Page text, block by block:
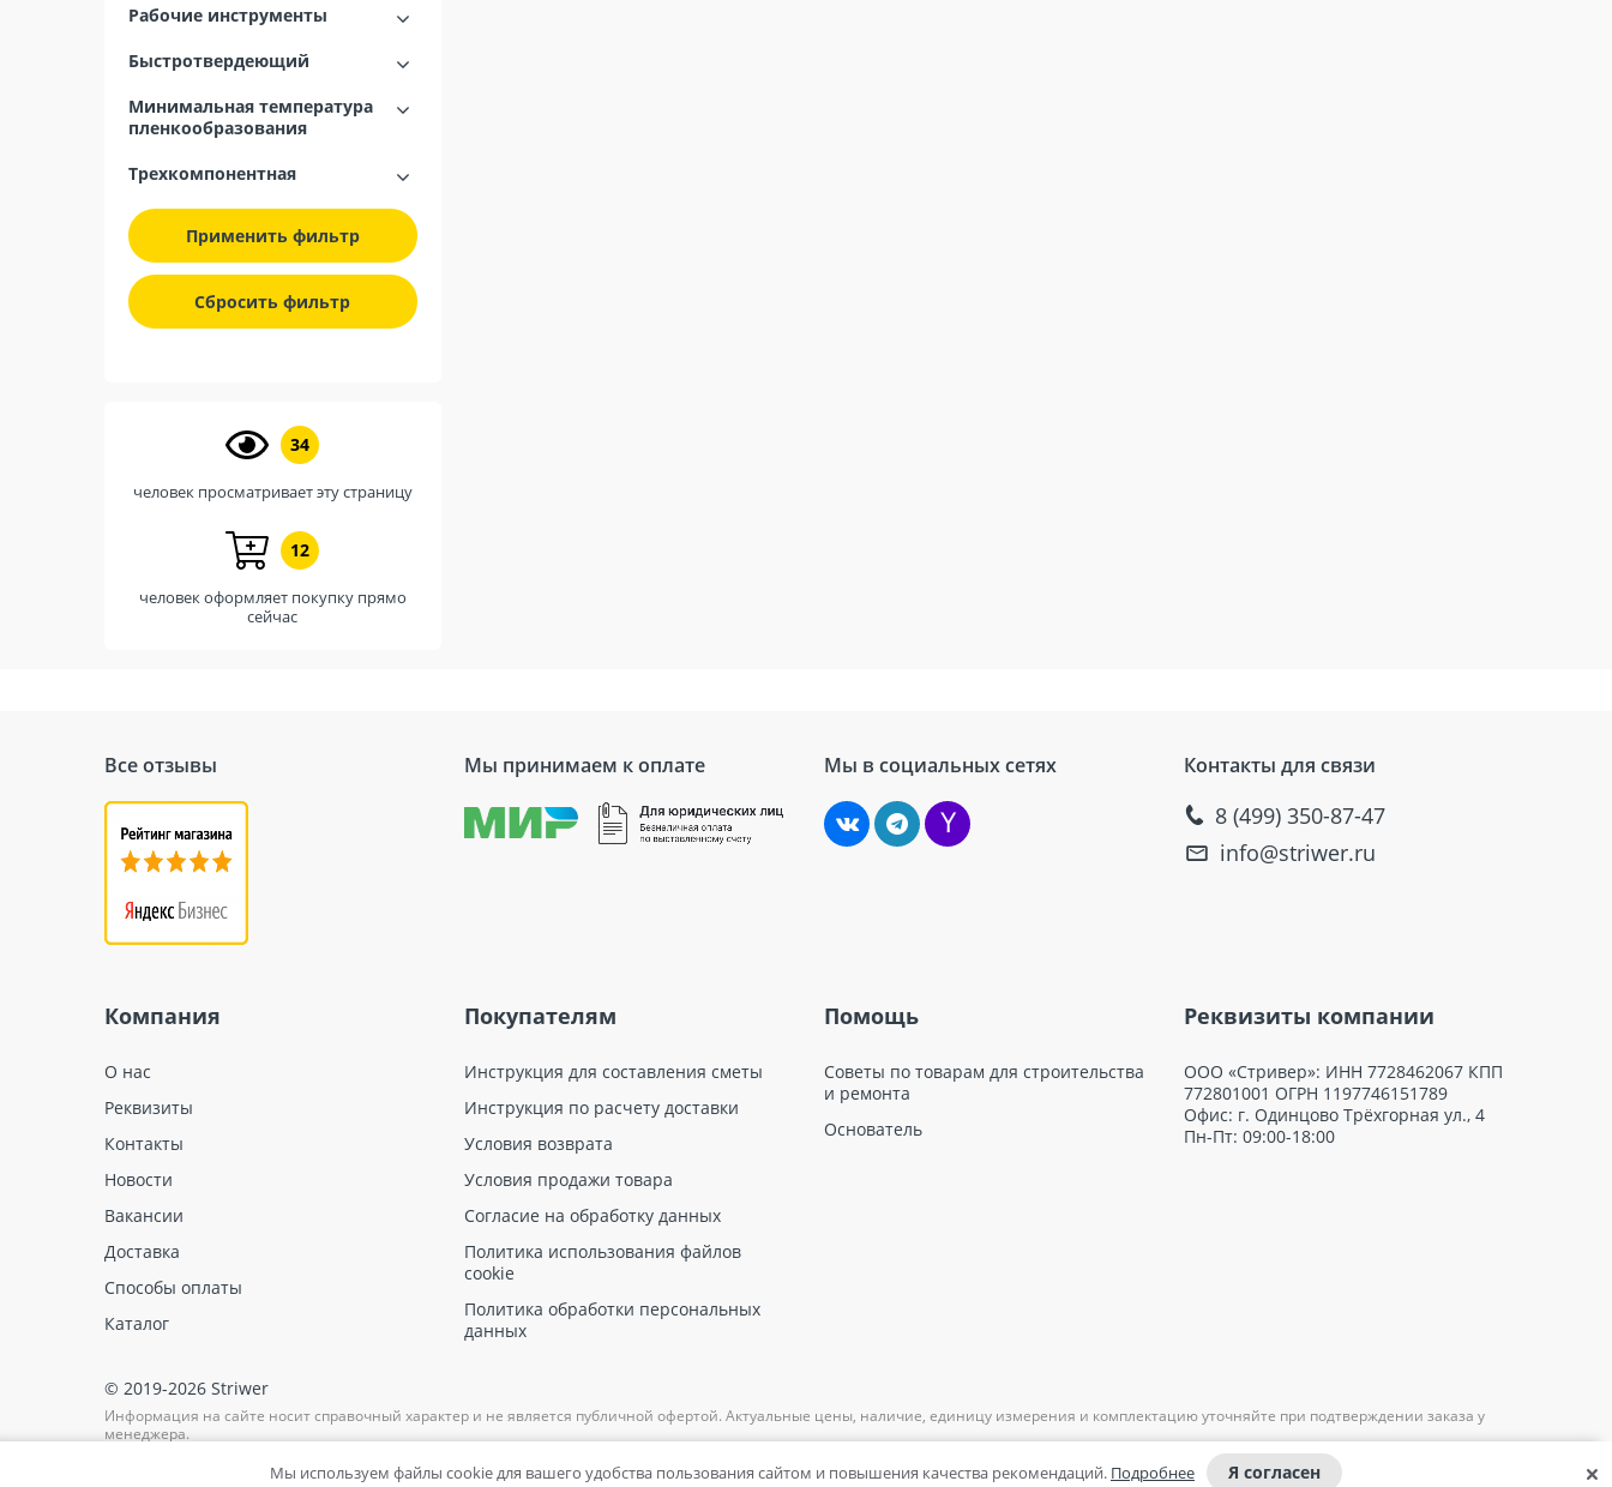
Рабочие инструменты
Быстротвердеющий
Минимальная температура
пленкообразования
Трехкомпонентная
Применить фильтр
Сбросить фильтр
34
человек просматривает эту страницу
12
человек оформляет покупку прямо
сейчас
Все отзывы Мы принимаем к оплате Мы в социальных сетях Контакты для связи
8 (499) 350-87-47
info@striwer.ru
Компания
О нас
Реквизиты
Контакты
Новости
Вакансии
Доставка
Способы оплаты
Каталог
Покупателям
Инструкция для составления сметы
Инструкция по расчету доставки
Условия возврата
Условия продажи товара
Согласие на обработку данных
Политика использования файлов
cookie
Политика обработки персональных
данных
Помощь
Советы по товарам для строительства
и ремонта
Основатель
Реквизиты компании
ООО «Стривер»: ИНН 7728462067 КПП
772801001 ОГРН 1197746151789
Офис: г. Одинцово Трёхгорная ул., 4
Пн-Пт: 09:00-18:00
© 2019-2026 Striwer
Информация на сайте носит справочный характер и не является публичной офертой. Актуальные цены, наличие, единицу измерения и комплектацию уточняйте при подтверждении заказа у
менеджера.
Мы используем файлы cookie для вашего удобства пользования сайтом и повышения качества рекомендаций. Подробнее Я согласен